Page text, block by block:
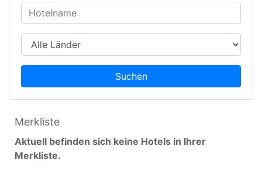
Suchen
Merkliste
Aktuell befinden sich keine Hotels in Ihrer
Merkliste.